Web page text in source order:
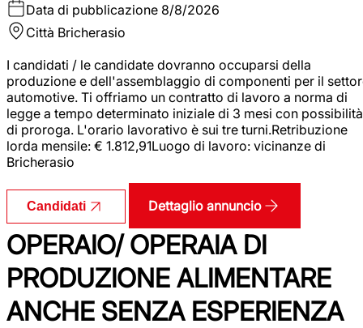
Data di pubblicazione 8/8/2026
Città Bricherasio
I candidati / le candidate dovranno occuparsi della
produzione e dell'assemblaggio di componenti per il
automotive. Ti offriamo un contratto di lavoro a norma di
legge a tempo determinato iniziale di 3 mesi con possibilità
di proroga. L'orario lavorativo è sui tre turni.Retribuzione
lorda mensile: € 1.812,91Luogo di lavoro: vicinanze di
Bricherasio
Candidati Dettaglio annuncio
OPERAIO/ OPERAIA DI
PRODUZIONE ALIMENTARE
ANCHE SENZA ESPERIENZA